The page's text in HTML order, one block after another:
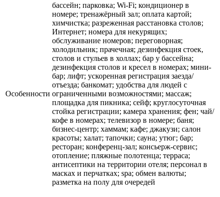
Особенности
бассейн; парковка; Wi-Fi; кондиционер в
номере; тренажёрный зал; оплата картой;
химчистка; разреженная расстановка столов;
Интернет; номера для некурящих;
обслуживание номеров; переговорная;
холодильник; прачечная; дезинфекция стоек,
столов и стульев в холлах; бар у бассейна;
дезинфекция столов и кресел в номерах; мини-
бар; лифт; ускоренная регистрация заезда/
отъезда; банкомат; удобства для людей с
ограниченными возможностями; массаж;
площадка для пикника; сейф; круглосуточная
стойка регистрации; камера хранения; фен; чай/
кофе в номерах; телевизор в номере; баня;
бизнес-центр; хаммам; кафе; джакузи; салон
красоты; халат; тапочки; сауна; утюг; бар;
ресторан; конференц-зал; консьерж-сервис;
отопление; пляжные полотенца; терраса;
антисептики на территории отеля; персонал в
масках и перчатках; spa; обмен валюты;
разметка на полу для очередей